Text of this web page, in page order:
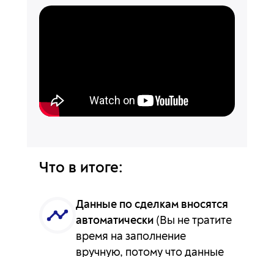
Что в итоге:
Данные по сделкам вносятся
автоматически (Вы не тратите
время на заполнение
вручную, потому что данные